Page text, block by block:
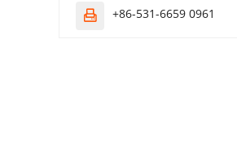
 +86-531-6659 0961